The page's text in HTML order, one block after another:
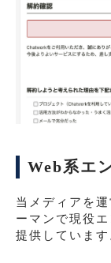
Web系エ
当メディアを
ーマンで現役
提供していま